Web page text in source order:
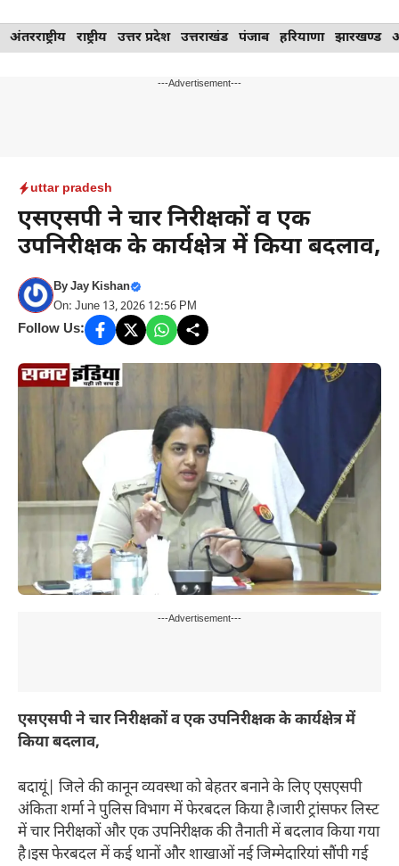
Skip
to
अंतरराष्ट्रीय राष्ट्रीय उत्तर प्रदेश उत्तराखंड पंजाब हरियाणा झारखण्ड
---Advertisement---
uttar pradesh
एसएसपी ने चार निरीक्षकों व एक
उपनिरीक्षक के कार्यक्षेत्र में किया बदलाव,
ByJay Kishan
On: June 13, 2026 12:56 PM
Follow Us:
---Advertisement---
एसएसपी ने चार निरीक्षकों व एक उपनिरीक्षक के कार्यक्षेत्र में
किया बदलाव,
बदायूं| जिले की कानून व्यवस्था को बेहतर बनाने के लिए एसएसपी
अंकिता शर्मा ने पुलिस विभाग में फेरबदल किया है।जारी ट्रांसफर लिस्ट
में चार निरीक्षकों और एक उपनिरीक्षक की तैनाती में बदलाव किया गया
है।इस फेरबदल में कई थानों और शाखाओं नई जिम्मेदारियां सौंपी गई